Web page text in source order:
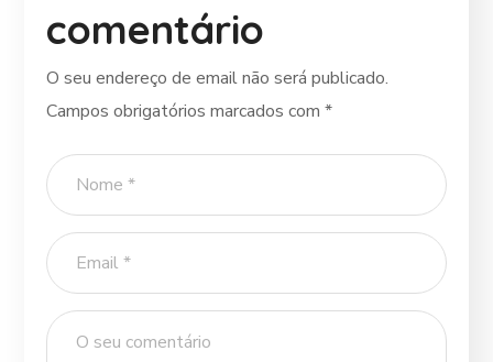
comentário
O seu endereço de email não será publicado.
Campos obrigatórios marcados com*